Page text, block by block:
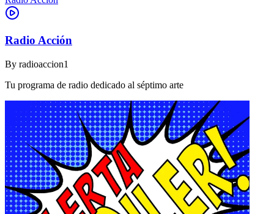
Radio Acción
By radioaccion1
Tu programa de radio dedicado al séptimo arte